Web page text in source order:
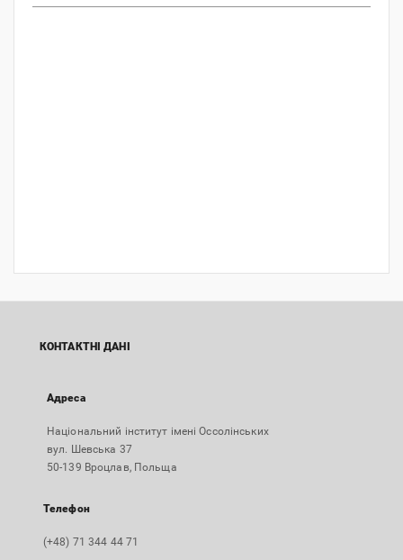
КОНТАКТНІ ДАНІ
Адреса
Національний інститут імені Оссолінських
вул. Шевська 37
50-139 Вроцлав, Польща
Телефон
(+48) 71 344 44 71